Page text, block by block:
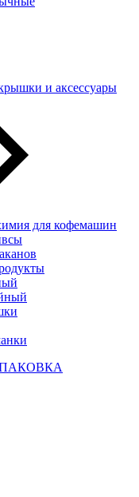
и аксессуары
для кофемашин